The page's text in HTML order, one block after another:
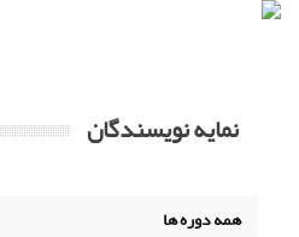
نمایه نویسندگان
همه دوره ها